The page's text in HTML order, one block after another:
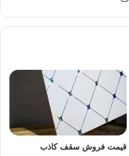
قیمت فروش سقف کاذب